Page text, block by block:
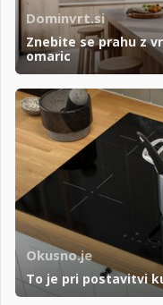
Dominvrt.si
Znebite se prahu z
omaric
Okusno.je
To je pri postavitvi